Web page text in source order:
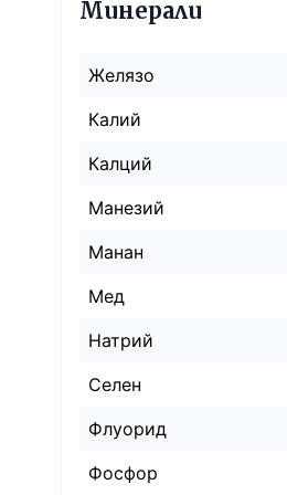
Минерали
Желязо
Калий
Калций
Манезий
Манан
Мед
Натрий
Селен
Флуорид
Фосфор